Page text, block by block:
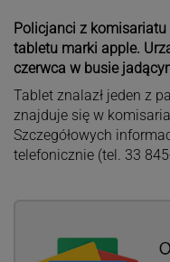
Policjanci z
tabletu marki apple.
czerwca w busie
Tablet znalazł jeden z
znajduje się w
Szczegółowych
telefonicznie (tel. 33